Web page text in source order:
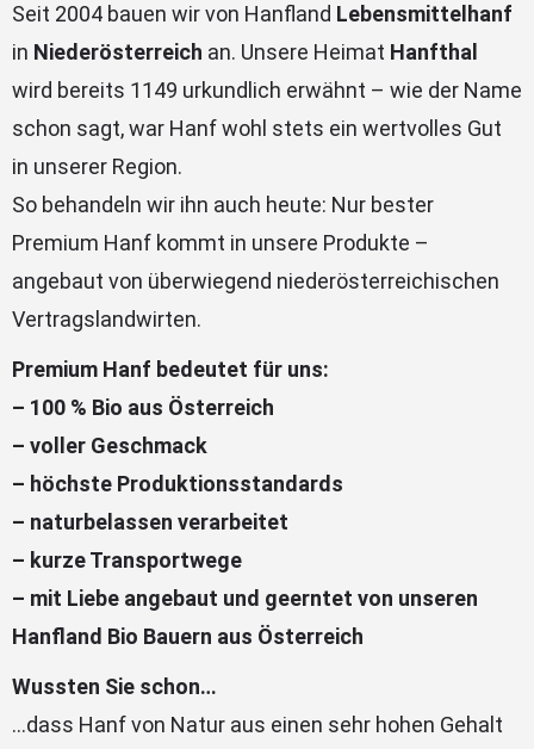
Seit 2004 bauen wir von Hanfland Lebensmittelhanf
in Niederösterreich an. Unsere Heimat Hanfthal
wird bereits 1149 urkundlich erwähnt – wie der Name
schon sagt, war Hanf wohl stets ein wertvolles Gut
in unserer Region.
So behandeln wir ihn auch heute: Nur bester
Premium Hanf kommt in unsere Produkte –
angebaut von überwiegend niederösterreichischen
Vertragslandwirten.
Premium Hanf bedeutet für uns:
– 100 % Bio aus Österreich
– voller Geschmack
– höchste Produktionsstandards
– naturbelassen verarbeitet
– kurze Transportwege
– mit Liebe angebaut und geerntet von unseren
Hanfland Bio Bauern aus Österreich
Wussten Sie schon…
…dass Hanf von Natur aus einen sehr hohen Gehalt